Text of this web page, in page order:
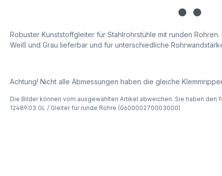
Robuster Kunststoffgleiter für Stahlrohrstühle mit runden
Weiß und Grau lieferbar und für unterschiedliche
Achtung! Nicht alle Abmessungen haben die gleiche
Die Bilder können vom ausgewählten Artikel abweichen. Sie haben den
12489.03 GL / Gleiter für runde Rohre (060000270003000)